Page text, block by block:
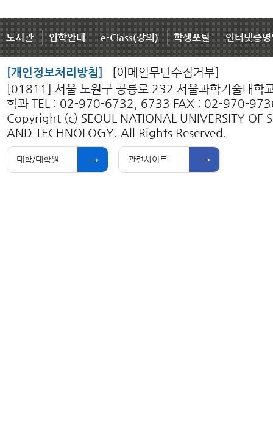
도서관 입학안내 e-Class(강의) 학생포탈 인터넷증
[개인정보처리방침]
[이메일무단수집거부]
[01811] 서울 노원구 공릉로 232 서울과학기술대학
학과 TEL : 02-970-6732, 6733 FAX : 02-970-
Copyright (c) SEOUL NATIONAL UNIVERSITY OF
AND TECHNOLOGY. All Rights Reserved.
대학/대학원 관련사이트